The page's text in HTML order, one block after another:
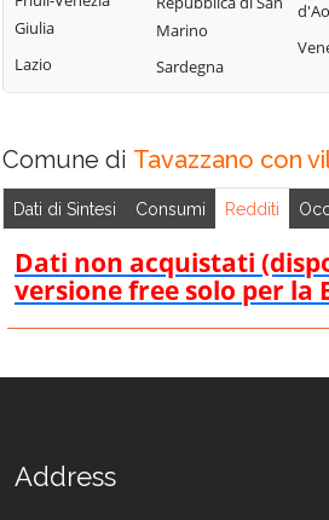
Laudense
Giulia
Lazio
Marino
Sardegna
Comune di Tavazzano con
Dati di Sintesi Consumi Redditi
Dati non acquistati
versione free solo per la
Address